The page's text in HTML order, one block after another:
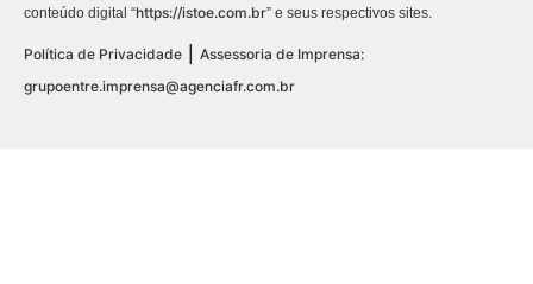
conteúdo digital “https://istoe.com.br” e seus respectivos sites.
Política de Privacidade
Assessoria de Imprensa:
grupoentre.imprensa@agenciafr.com.br